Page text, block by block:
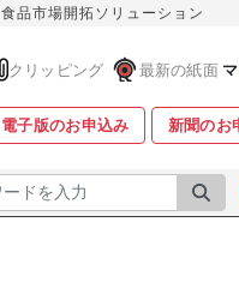
食品市場開拓ソリューション
クリッピング 最新の紙面
電子版のお申込み 新聞のお
検索